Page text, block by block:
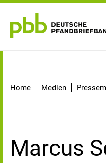
Home Medien
Marcus